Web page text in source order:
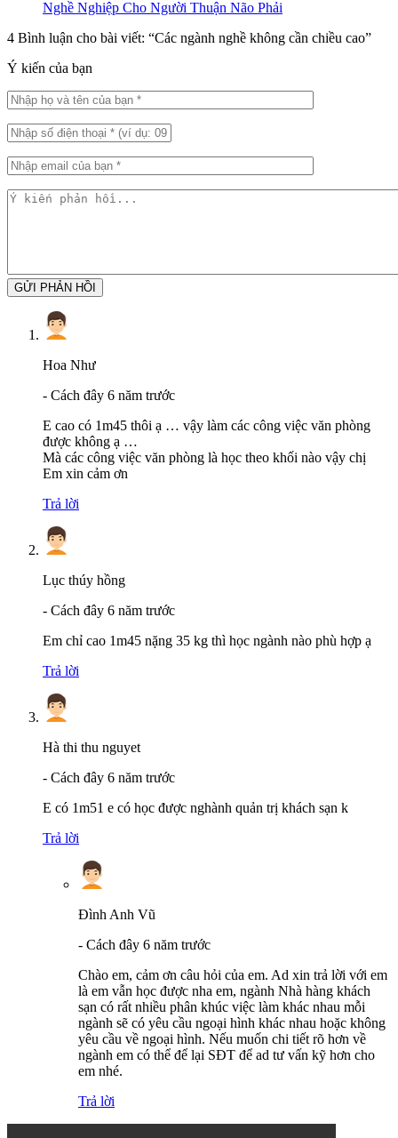
Nghề Nghiệp Cho Người Thuận Não Phải
4 Bình luận cho bài viết: “Các ngành nghề không cần chiều cao”
Ý kiến của bạn
GỬI PHẢN HỒI
Hoa Như
- Cách đây 6 năm trước
E cao có 1m45 thôi ạ … vậy làm các công việc văn phòng
được không ạ …
Mà các công việc văn phòng là học theo khối nào vậy chị
Em xin cảm ơn
Trả lời
Lục thúy hồng
- Cách đây 6 năm trước
Em chỉ cao 1m45 nặng 35 kg thì học ngành nào phù hợp ạ
Trả lời
Hà thi thu nguyet
- Cách đây 6 năm trước
E có 1m51 e có học được nghành quản trị khách sạn k
Trả lời
Đình Anh Vũ
- Cách đây 6 năm trước
Chào em, cảm ơn câu hỏi của em. Ad xin trả lời với em
là em vẫn học được nha em, ngành Nhà hàng khách
sạn có rất nhiều phân khúc việc làm khác nhau mỗi
ngành sẽ có yêu cầu ngoại hình khác nhau hoặc không
yêu cầu về ngoại hình. Nếu muốn chi tiết rõ hơn về
ngành em có thể để lại SĐT để ad tư vấn kỹ hơn cho
em nhé.
Trả lời